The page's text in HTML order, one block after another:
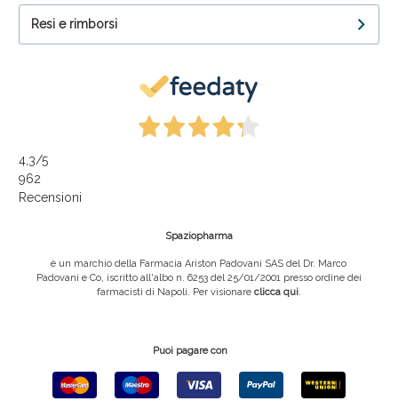
Resi e rimborsi
4,3/5
962
Recensioni
Spaziopharma
è un marchio della Farmacia Ariston Padovani SAS del Dr. Marco
Padovani e Co, iscritto all'albo n. 6253 del 25/01/2001 presso ordine dei
farmacisti di Napoli. Per visionare clicca qui.
Puoi pagare con